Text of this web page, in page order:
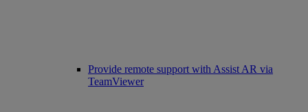
Provide remote support with Assist AR via
TeamViewer